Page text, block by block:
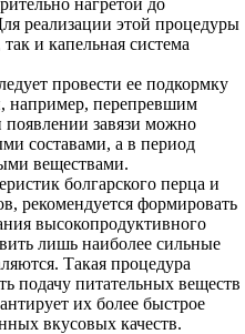
нагретой до
реализации этой процедуры
и капельная система
провести ее подкормку
например, перепревшим
завязи можно
составами, а в период
веществами.
болгарского перца и
рекомендуется формировать
высокопродуктивного
лишь наиболее сильные
Такая процедура
подачу питательных веществ
их более быстрое
вкусовых качеств.